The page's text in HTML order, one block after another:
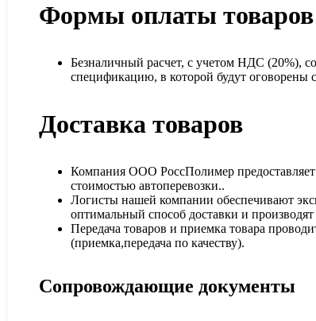
Формы оплаты
Безналичный расчет, с учетом НДС (20%),
спецификацию, в которой будут оговорены
Доставка товаров
Компания ООО РоссПолимер предоставляет
стоимостью автоперевозки..
Логисты нашей компании обеспечивают
оптимальный способ доставки и
Передача товаров и приемка товара
(приемка,передача по качеству).
Сопровождающие документы